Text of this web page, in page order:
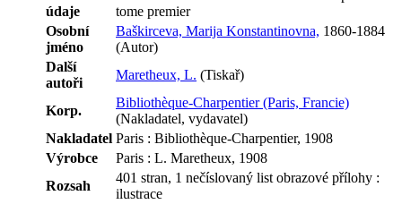
údaje
tome premier
Osobní
jméno
Baškirceva, Marija Konstantinovna, 1860-1884
(Autor)
Další
autoři
Maretheux, L. (Tiskař)
Korp.
Bibliothèque-Charpentier (Paris, Francie)
(Nakladatel, vydavatel)
Nakladatel Paris : Bibliothèque-Charpentier, 1908
Výrobce
Paris : L. Maretheux, 1908
Rozsah
401 stran, 1 nečíslovaný list obrazové přílohy :
ilustrace